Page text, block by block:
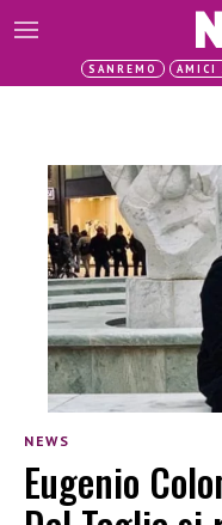
SANREMO AMICI
NEWS
Eugenio